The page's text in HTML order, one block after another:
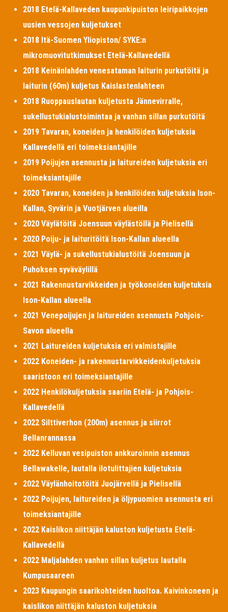
2018 Etelä-Kallaveden kaupunkipuiston leiripaikkojen
uusien vessojen kuljetukset
2018 Itä-Suomen Yliopiston/ SYKE:n
mikromuovitutkimukset Etelä-Kallavedellä
2018 Keinänlahden venesataman laiturin purkutöitä ja
laiturin (60m) kuljetus Kaislastenlahteen
2018 Ruoppauslautan kuljetusta Jännevirralle,
sukellustukialustoimintaa ja vanhan sillan purkutöitä
2019 Tavaran, koneiden ja henkilöiden kuljetuksia
Kallavedellä eri toimeksiantajille
2019 Poijujen asennusta ja laitureiden kuljetuksia eri
toimeksiantajille
2020 Tavaran, koneiden ja henkilöiden kuljetuksia Ison-
Kallan, Syvärin ja Vuotjärven alueilla
2020 Väylätöitä Joensuun väylästöllä ja Pielisellä
2020 Poiju- ja laituritöitä Ison-Kallan alueella
2021 Väylä- ja sukellustukialustöitä Joensuun ja
Puhoksen syväväylillä
2021 Rakennustarvikkeiden ja työkoneiden kuljetuksia
Ison-Kallan alueella
2021 Venepoijujen ja laitureiden asennusta Pohjois-
Savon alueella
2021 Laitureiden kuljetuksia eri valmistajille
2022 Koneiden- ja rakennustarvikkeidenkuljetuksia
saaristoon eri toimeksiantajille
2022 Henkilökuljetuksia saariin Etelä- ja Pohjois-
Kallavedellä
2022 Silttiverhon (200m) asennus ja siirrot
Bellanrannassa
2022 Kelluvan vesipuiston ankkuroinnin asennus
Bellawakelle, lautalla ilotulittajien kuljetuksia
2022 Väylänhoitotöitä Juojärvellä ja Pielisellä
2022 Poijujen, laitureiden ja öljypuomien asennusta eri
toimeksiantajille
2022 Kaislikon niittäjän kaluston kuljetusta Etelä-
Kallavedellä
2022 Maljalahden vanhan sillan kuljetus lautalla
Kumpusaareen
2023 Kaupungin saarikohteiden huoltoa. Kaivinkoneen ja
kaislikon niittäjän kaluston kuljetuksia